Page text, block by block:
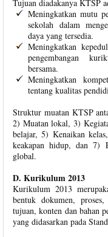
Tujuan diadakanya KTSP
Meningkatkan mutu
sekolah dalam
daya yang tersedia.
Meningkatkan
pengembangan
bersama.
Meningkatkan
tentang kualitas
Struktur muatan KTSP
2) Muatan lokal, 3)
belajar, 5) Kenaikan
keakapan hidup, dan 7)
global.
D. Kurikulum 2013
Kurikulum 2013
bentuk dokumen,
tujuan, konten dan bahan
yang didasarkan pada